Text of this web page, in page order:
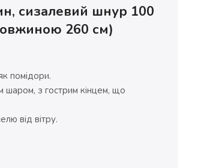
сизалевий шнур 100
260 см)
помідори.
шаром, з гострим кінцем, що
від вітру.